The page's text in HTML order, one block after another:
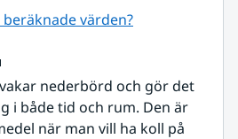
värden?
nederbörd och gör det
i både tid och rum. Den är
när man vill ha koll på